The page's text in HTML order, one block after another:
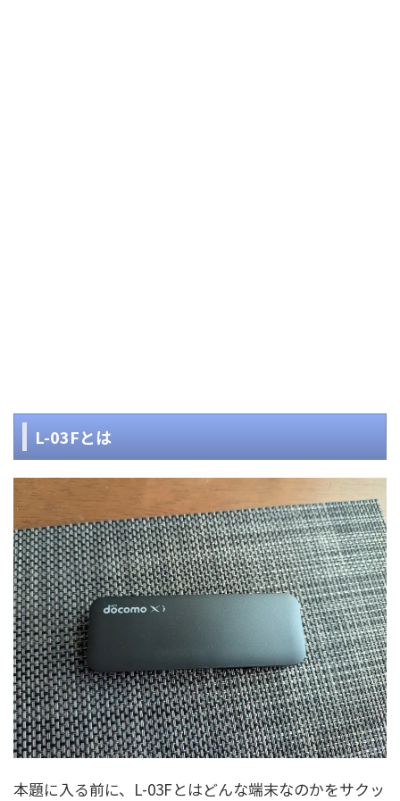
L-03Fとは
本題に入る前に、L-03Fとはどんな端末なのかをサクッ